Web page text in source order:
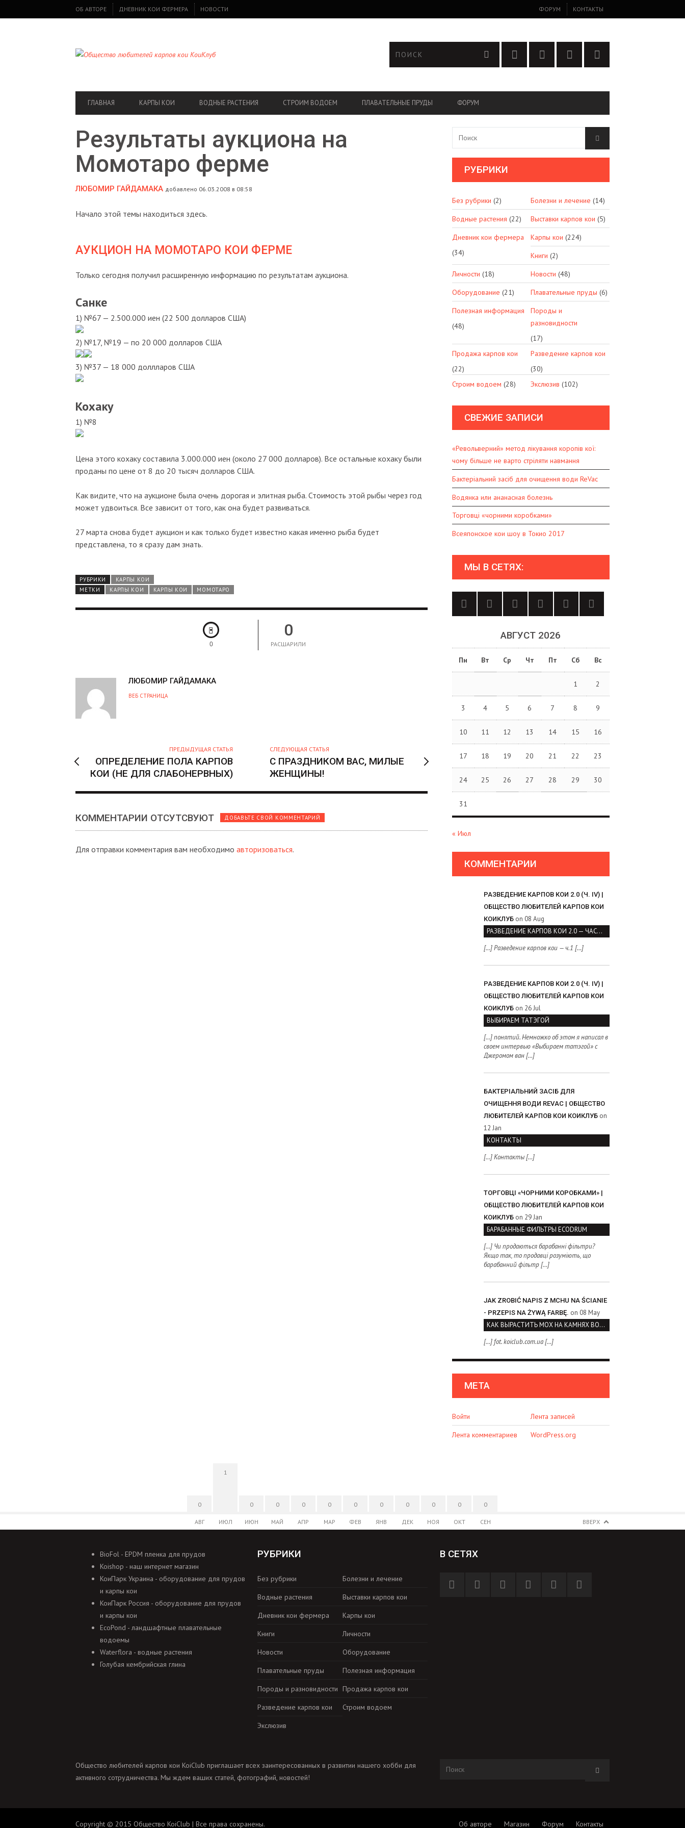
SECONDARY
NAVIGATION
ОБ АВТОРЕ ДНЕВНИК КОИ ФЕРМЕРА НОВОСТИ ФОРУМ КОНТАКТЫ
PRIMARY
NAVIGATION
ГЛАВНАЯ КАРПЫ КОИ ВОДНЫЕ РАСТЕНИЯ СТРОИМ ВОДОЕМ ПЛАВАТЕЛЬНЫЕ ПРУДЫ ФОРУМ
Результаты аукциона на
Момотаро ферме
ЛЮБОМИР ГАЙДАМАКА добавлено 06.03.2008 в 08:58
Начало этой темы находиться здесь.
АУКЦИОН НА МОМОТАРО КОИ ФЕРМЕ
Только сегодня получил расширенную информацию по результатам аукциона.
Санке
1) №67 — 2.500.000 иен (22 500 долларов США)
2) №17, №19 — по 20 000 долларов США
3) №37 — 18 000 доллларов США
Кохаку
1) №8
Цена этого кохаку составила 3.000.000 иен (около 27 000 долларов). Все остальные кохаку были
проданы по цене от 8 до 20 тысяч долларов США.
Как видите, что на аукционе была очень дорогая и элитная рыба. Стоимость этой рыбы через год
может удвоиться. Все зависит от того, как она будет развиваться.
27 марта снова будет аукцион и как только будет известно какая именно рыба будет
представлена, то я сразу дам знать.
РУБРИКИ
КАРПЫ КОИ
МЕТКИ
КАРПЫ КОИ КАРПЫ КОИ МОМОТАРО
0
0
РАСШАРИЛИ
А
В
ЛЮБОМИР ГАЙДАМАКА
ВЕБ СТРАНИЦА
ПРЕДЫДУЩАЯ СТАТЬЯ
ОПРЕДЕЛЕНИЕ ПОЛА КАРПОВ
КОИ (НЕ ДЛЯ СЛАБОНЕРВНЫХ)
СЛЕДУЮЩАЯ СТАТЬЯ
С ПРАЗДНИКОМ ВАС, МИЛЫЕ
ЖЕНЩИНЫ!
КОММЕНТАРИИ ОТСУТСВУЮТ ДОБАВЬТЕ СВОЙ КОММЕНТАРИЙ
Для отправки комментария вам необходимо авторизоваться.
РУБРИКИ
Без рубрики (2) Болезни и лечение (14)
Водные растения (22) Выставки карпов кои (5)
Дневник кои фермера
(34)
Карпы кои (224)
Книги (2)
Личности (18) Новости (48)
Оборудование (21) Плавательные пруды (6)
Полезная информация
(48)
Породы и
разновидности
(17)
Продажа карпов кои
(22)
Разведение карпов кои
(30)
Строим водоем (28) Экслюзив (102)
СВЕЖИЕ ЗАПИСИ
«Револьверний» метод лікування коропів кої:
чому більше не варто стріляти навмання
Бактеріальний засіб для очищення води ReVac
Водянка или ананасная болезнь
Торговці «чорними коробками»
Всеяпонское кои шоу в Токио 2017
МЫ В СЕТЯХ:
АВГУСТ 2026
Пн Вт Ср Чт Пт Сб Вс
1 2
3 4 5 6 7 8 9
10 11 12 13 14 15 16
17 18 19 20 21 22 23
24 25 26 27 28 29 30
31
« Июл
КОММЕНТАРИИ
РАЗВЕДЕНИЕ КАРПОВ КОИ 2.0 (Ч. IV) |
ОБЩЕСТВО ЛЮБИТЕЛЕЙ КАРПОВ КОИ
КОИКЛУБ on 08 Aug
РАЗВЕДЕНИЕ КАРПОВ КОИ 2.0 — ЧАСТЬ I
[…] Разведение карпов кои — ч.1 […]
РАЗВЕДЕНИЕ КАРПОВ КОИ 2.0 (Ч. IV) |
ОБЩЕСТВО ЛЮБИТЕЛЕЙ КАРПОВ КОИ
КОИКЛУБ on 26 Jul
ВЫБИРАЕМ ТАТЭГОЙ
[…] понятий. Немножко об этом я написал в
своем интервью «Выбираем татэгой» с
Джеромом ван […]
БАКТЕРІАЛЬНИЙ ЗАСІБ ДЛЯ
ОЧИЩЕННЯ ВОДИ REVAC | ОБЩЕСТВО
ЛЮБИТЕЛЕЙ КАРПОВ КОИ КОИКЛУБ on
12 Jan
КОНТАКТЫ
[…] Контакты […]
ТОРГОВЦІ «ЧОРНИМИ КОРОБКАМИ» |
ОБЩЕСТВО ЛЮБИТЕЛЕЙ КАРПОВ КОИ
КОИКЛУБ on 29 Jan
БАРАБАННЫЕ ФИЛЬТРЫ ECODRUM
[…] Чи продаються барабанні фільтри?
Якщо так, то продавці розуміють, що
барабанний фільтр […]
JAK ZROBIĆ NAPIS Z MCHU NA ŚCIANIE
- PRZEPIS NA ŻYWĄ FARBĘ. on 08 May
КАК ВЫРАСТИТЬ МОХ НА КАМНЯХ ВОЗЛЕ ВОДОЕМА
[…] fot. koiclub.com.ua […]
МЕТА
Войти
Лента записей
Лента комментариев
WordPress.org
0
АВГ
1
ИЮЛ
0
ИЮН
0
МАЙ
0
АПР
0
МАР
0
ФЕВ
0
ЯНВ
0
ДЕК
0
НОЯ
0
ОКТ
0
СЕН ВВЕРХ
BioFol - EPDM пленка для прудов
Koishop - наш интернет магазин
КоиПарк Украина - оборудование для прудов
и карпы кои
КоиПарк Россия - оборудование для прудов
и карпы кои
EcoPond - ландшафтные плавательные
водоемы
Waterflora - водные растения
Голубая кембрийская глина
РУБРИКИ
Без рубрики
Болезни и лечение
Водные растения
Выставки карпов кои
Дневник кои фермера
Карпы кои
Книги
Личности
Новости
Оборудование
Плавательные пруды
Полезная информация
Породы и разновидности Продажа карпов кои
Разведение карпов кои
Строим водоем
Экслюзив
В СЕТЯХ
Общество любителей карпов кои KoiClub приглашает всех заинтересованных в развитии нашего хобби для
активного сотрудничества. Мы ждем ваших статей, фотографий, новостей!
Copyright © 2015 Общество KoiClub | Все права сохранены. Об авторе Магазин Форум Контакты